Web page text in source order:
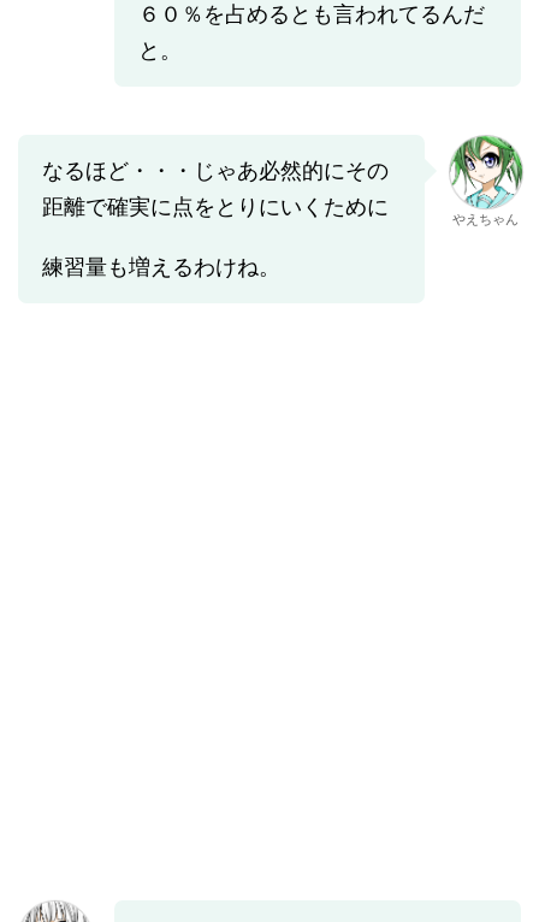
６０％を占めるとも言われてるんだ
と。
なるほど・・・じゃあ必然的にその
距離で確実に点をとりにいくために
練習量も増えるわけね。
やえちゃん